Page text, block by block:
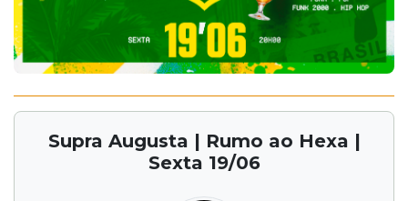
Supra Augusta | Rumo ao Hexa |
Sexta 19/06